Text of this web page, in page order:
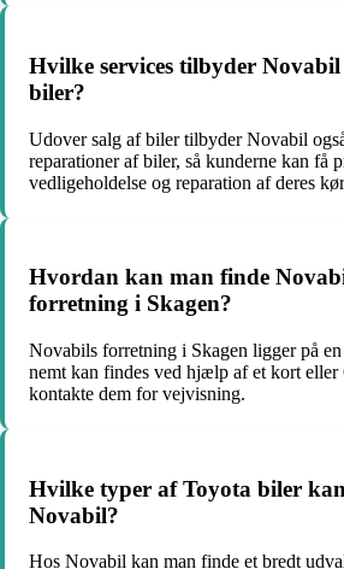
Hvilke services tilbyder
biler?
Udover salg af biler tilbyder Novabil
reparationer af biler, så kunderne kan få
vedligeholdelse og reparation af deres
Hvordan kan man finde
forretning i Skagen?
Novabils forretning i Skagen ligger på en
nemt kan findes ved hjælp af et kort eller
kontakte dem for vejvisning.
Hvilke typer af Toyota biler
Novabil?
Hos Novabil kan man finde et bredt